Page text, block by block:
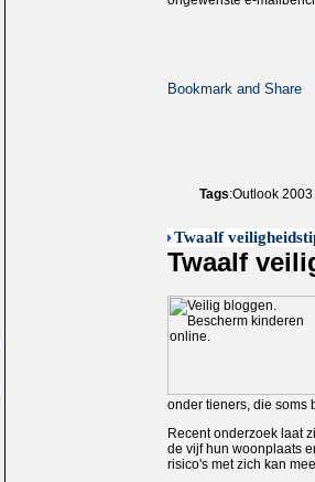
Tags:Outlook
Twaalf
Twaalf
onder tieners, die soms
Recent onderzoek laat
de vijf hun woonplaats
risico's met zich kan